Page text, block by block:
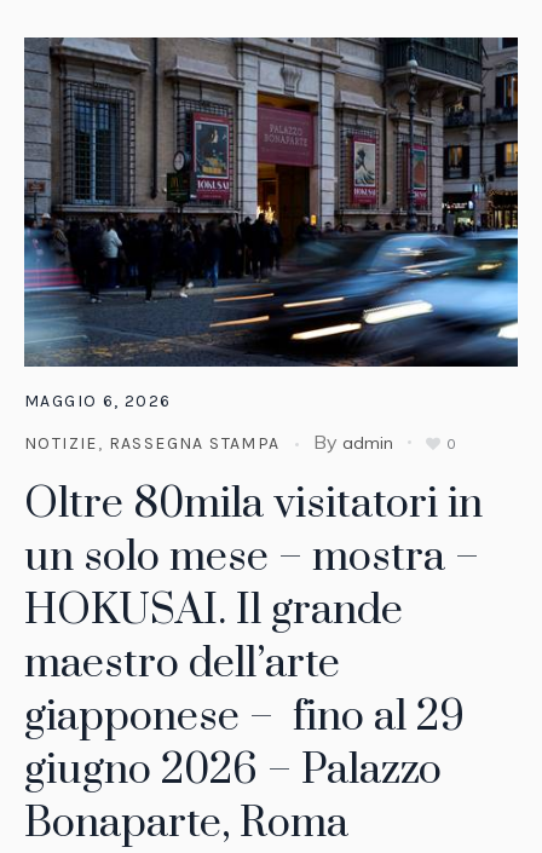
MAGGIO 6, 2026
NOTIZIE, RASSEGNA STAMPA By admin 0
Oltre 80mila visitatori in
un solo mese – mostra –
HOKUSAI. Il grande
maestro dell’arte
giapponese – fino al 29
giugno 2026 – Palazzo
Bonaparte, Roma